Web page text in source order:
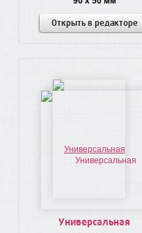
Открыть в редакторе
Универсальная